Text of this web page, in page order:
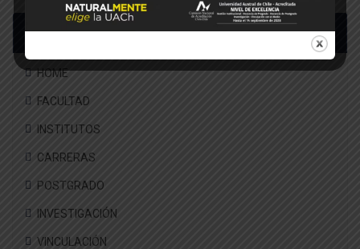
Menú
HOME
FACULTAD
INSTITUTOS
CARRERAS
POSTGRADO
INVESTIGACIÓN
VINCULACIÓN